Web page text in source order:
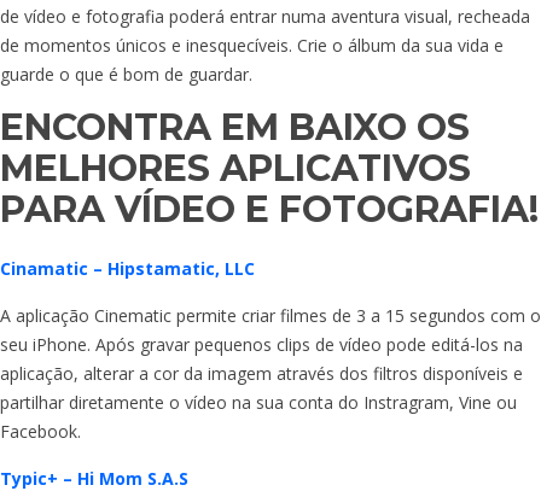
de vídeo e fotografia poderá entrar numa aventura visual, recheada
de momentos únicos e inesquecíveis. Crie o álbum da sua vida e
guarde o que é bom de guardar.
ENCONTRA EM BAIXO OS
MELHORES APLICATIVOS
PARA VÍDEO E FOTOGRAFIA!
Cinamatic – Hipstamatic, LLC
A aplicação Cinematic permite criar filmes de 3 a 15 segundos com o
seu iPhone. Após gravar pequenos clips de vídeo pode editá-los na
aplicação, alterar a cor da imagem através dos filtros disponíveis e
partilhar diretamente o vídeo na sua conta do Instragram, Vine ou
Facebook.
Typic+ – Hi Mom S.A.S